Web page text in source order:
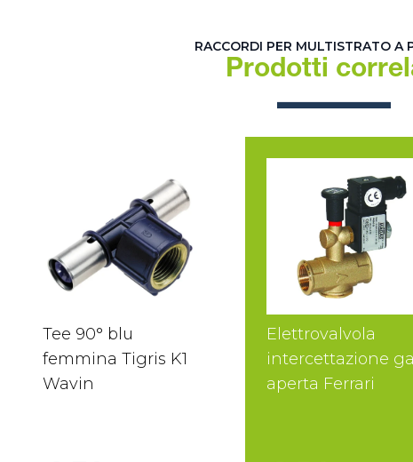
RACCORDI PER MULTISTRATO A
Prodotti
Tee 90° blu
femmina Tigris K1
Wavin
Elettrovalvola
intercettazione
aperta Ferrari